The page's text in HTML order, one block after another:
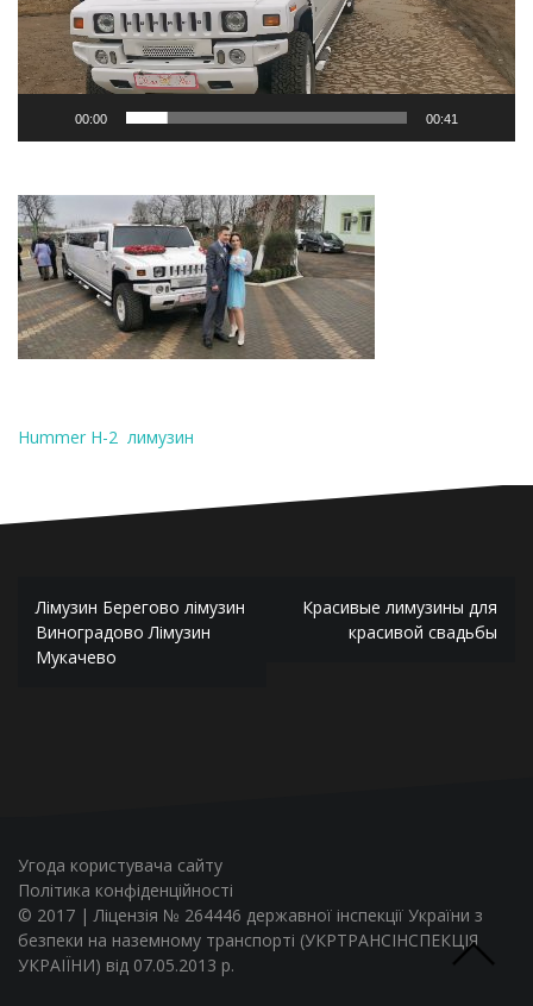
00:00 00:41
Hummer H-2 лимузин
Навигация
по
записям
Лімузин Берегово лімузин
Виноградово Лімузин
Мукачево
Красивые лимузины для
красивой свадьбы
Угода користувача сайту
Політика конфіденційності
© 2017 | Ліцензія № 264446 державної інспекції України з
безпеки на наземному транспорті (УКРТРАНСІНСПЕКЦІЯ
УКРАІЇНИ) від 07.05.2013 р.